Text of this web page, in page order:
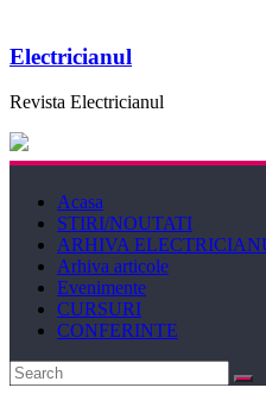
Electricianul
Revista Electricianul
Acasa
STIRI/NOUTATI
ARHIVA
Arhiva articole
Evenimente
CURSURI
CONFERINTE